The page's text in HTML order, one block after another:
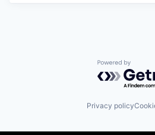
Powered by
Privacy policy